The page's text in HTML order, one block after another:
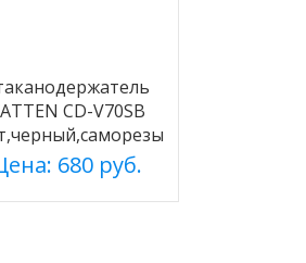
CD-V70SB
680 руб.